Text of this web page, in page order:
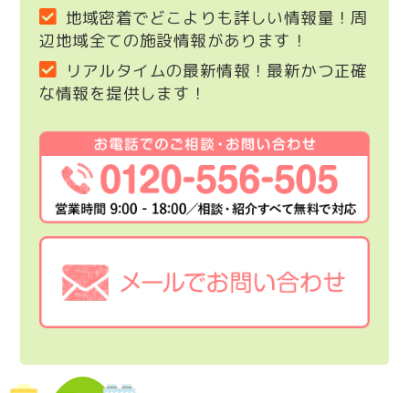
地域密着でどこよりも詳しい情報量！周
辺地域全ての施設情報があります！
リアルタイムの最新情報！最新かつ正確
な情報を提供します！